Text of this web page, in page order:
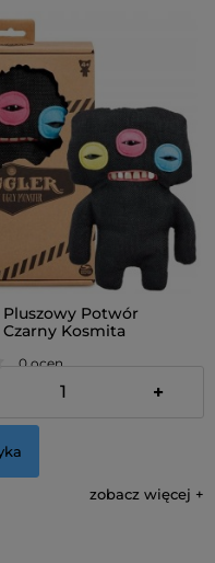
Pluszowy Potwór
Kosmita
0 ocen
+
zobacz więcej